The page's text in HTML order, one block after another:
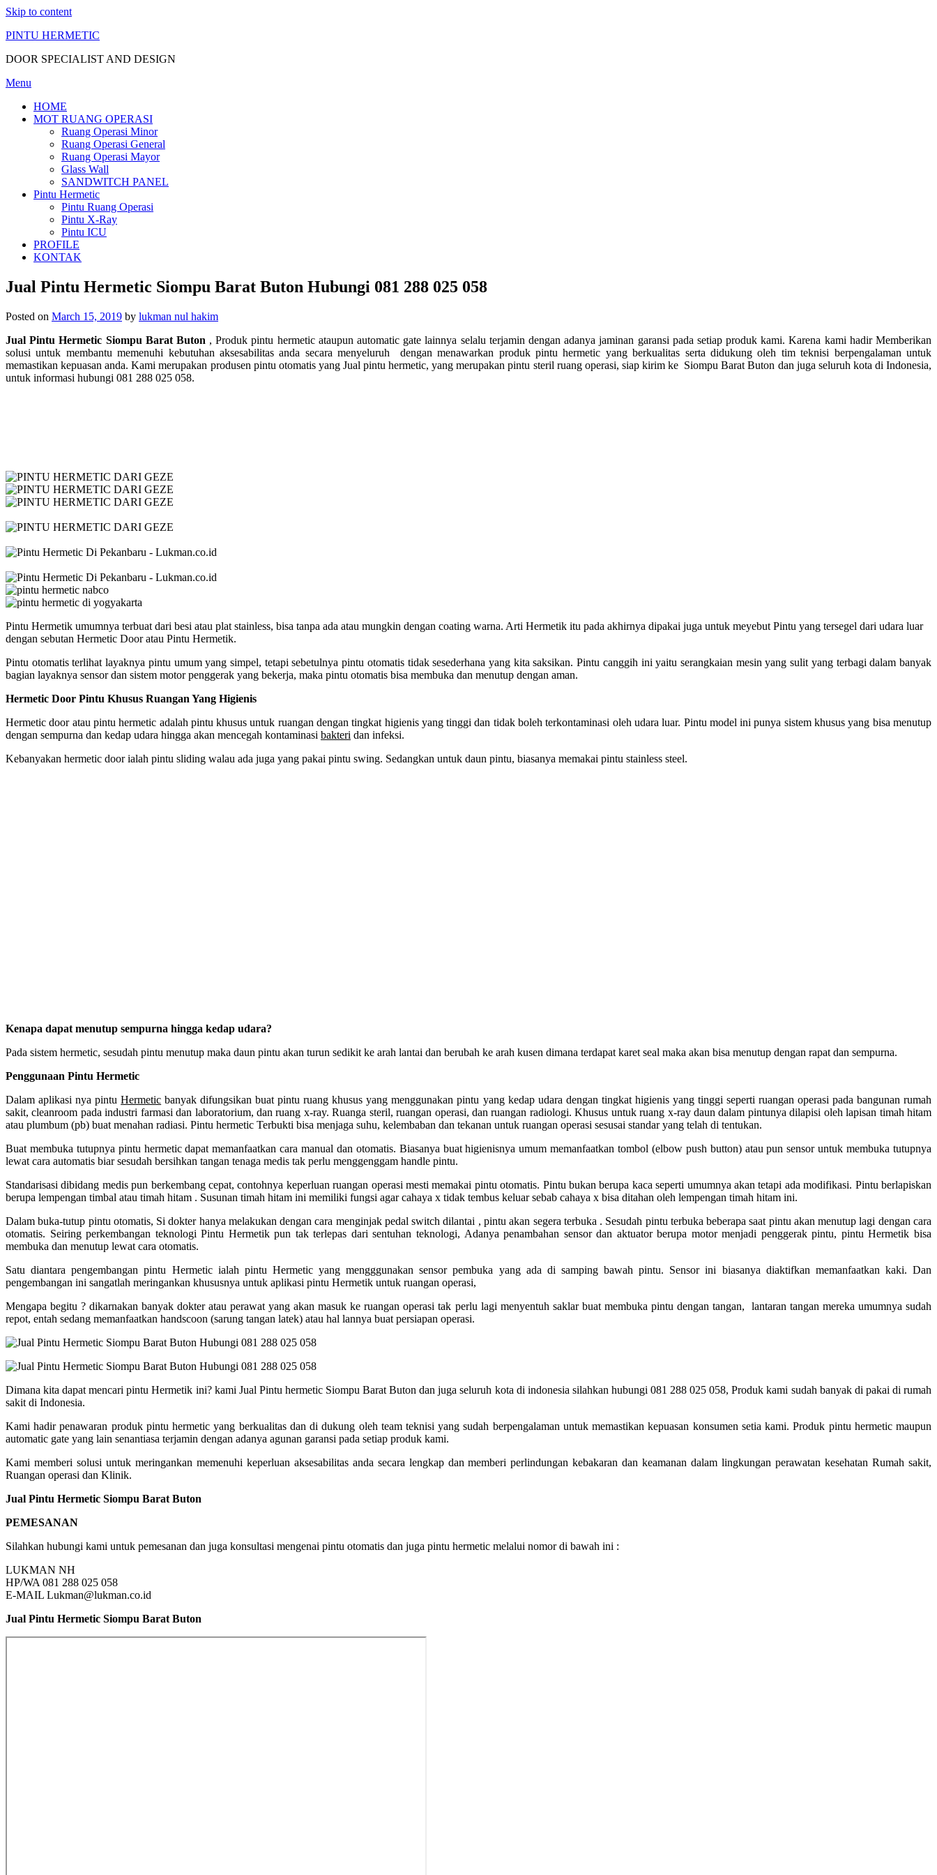
Skip to content
PINTU HERMETIC
DOOR SPECIALIST AND DESIGN
Menu
HOME
MOT RUANG OPERASI
Ruang Operasi Minor
Ruang Operasi General
Ruang Operasi Mayor
Glass Wall
SANDWITCH PANEL
Pintu Hermetic
Pintu Ruang Operasi
Pintu X-Ray
Pintu ICU
PROFILE
KONTAK
Jual Pintu Hermetic Siompu Barat Buton Hubungi 081 288 025 058
Posted on March 15, 2019 by lukman nul hakim
Jual Pintu Hermetic Siompu Barat Buton , Produk pintu hermetic ataupun automatic gate lainnya selalu terjamin dengan adanya jaminan garansi pada setiap produk kami. Karena kami hadir Memberikan
solusi untuk membantu memenuhi kebutuhan aksesabilitas anda secara menyeluruh dengan menawarkan produk pintu hermetic yang berkualitas serta didukung oleh tim teknisi berpengalaman untuk
memastikan kepuasan anda. Kami merupakan produsen pintu otomatis yang Jual pintu hermetic, yang merupakan pintu steril ruang operasi, siap kirim ke Siompu Barat Buton dan juga seluruh kota di Indonesia,
untuk informasi hubungi 081 288 025 058.
Pintu Hermetik umumnya terbuat dari besi atau plat stainless, bisa tanpa ada atau mungkin dengan coating warna. Arti Hermetik itu pada akhirnya dipakai juga untuk meyebut Pintu yang tersegel dari udara luar
dengan sebutan Hermetic Door atau Pintu Hermetik.
Pintu otomatis terlihat layaknya pintu umum yang simpel, tetapi sebetulnya pintu otomatis tidak sesederhana yang kita saksikan. Pintu canggih ini yaitu serangkaian mesin yang sulit yang terbagi dalam banyak
bagian layaknya sensor dan sistem motor penggerak yang bekerja, maka pintu otomatis bisa membuka dan menutup dengan aman.
Hermetic Door Pintu Khusus Ruangan Yang Higienis
Hermetic door atau pintu hermetic adalah pintu khusus untuk ruangan dengan tingkat higienis yang tinggi dan tidak boleh terkontaminasi oleh udara luar. Pintu model ini punya sistem khusus yang bisa menutup
dengan sempurna dan kedap udara hingga akan mencegah kontaminasi bakteri dan infeksi.
Kebanyakan hermetic door ialah pintu sliding walau ada juga yang pakai pintu swing. Sedangkan untuk daun pintu, biasanya memakai pintu stainless steel.
Kenapa dapat menutup sempurna hingga kedap udara?
Pada sistem hermetic, sesudah pintu menutup maka daun pintu akan turun sedikit ke arah lantai dan berubah ke arah kusen dimana terdapat karet seal maka akan bisa menutup dengan rapat dan sempurna.
Penggunaan Pintu Hermetic
Dalam aplikasi nya pintuHermetic banyak difungsikan buat pintu ruang khusus yang menggunakan pintu yang kedap udara dengan tingkat higienis yang tinggi seperti ruangan operasi pada bangunan rumah
sakit, cleanroom pada industri farmasi dan laboratorium, dan ruang x-ray. Ruanga steril, ruangan operasi, dan ruangan radiologi. Khusus untuk ruang x-ray daun dalam pintunya dilapisi oleh lapisan timah hitam
atau plumbum (pb) buat menahan radiasi. Pintu hermetic Terbukti bisa menjaga suhu, kelembaban dan tekanan untuk ruangan operasi sesusai standar yang telah di tentukan.
Buat membuka tutupnya pintu hermetic dapat memanfaatkan cara manual dan otomatis. Biasanya buat higienisnya umum memanfaatkan tombol (elbow push button) atau pun sensor untuk membuka tutupnya
lewat cara automatis biar sesudah bersihkan tangan tenaga medis tak perlu menggenggam handle pintu.
Standarisasi dibidang medis pun berkembang cepat, contohnya keperluan ruangan operasi mesti memakai pintu otomatis. Pintu bukan berupa kaca seperti umumnya akan tetapi ada modifikasi. Pintu berlapiskan
berupa lempengan timbal atau timah hitam . Susunan timah hitam ini memiliki fungsi agar cahaya x tidak tembus keluar sebab cahaya x bisa ditahan oleh lempengan timah hitam ini.
Dalam buka-tutup pintu otomatis, Si dokter hanya melakukan dengan cara menginjak pedal switch dilantai , pintu akan segera terbuka . Sesudah pintu terbuka beberapa saat pintu akan menutup lagi dengan cara
otomatis. Seiring perkembangan teknologi Pintu Hermetik pun tak terlepas dari sentuhan teknologi, Adanya penambahan sensor dan aktuator berupa motor menjadi penggerak pintu, pintu Hermetik bisa
membuka dan menutup lewat cara otomatis.
Satu diantara pengembangan pintu Hermetic ialah pintu Hermetic yang mengggunakan sensor pembuka yang ada di samping bawah pintu. Sensor ini biasanya diaktifkan memanfaatkan kaki. Dan
pengembangan ini sangatlah meringankan khususnya untuk aplikasi pintu Hermetik untuk ruangan operasi,
Mengapa begitu ? dikarnakan banyak dokter atau perawat yang akan masuk ke ruangan operasi tak perlu lagi menyentuh saklar buat membuka pintu dengan tangan, lantaran tangan mereka umumnya sudah
repot, entah sedang memanfaatkan handscoon (sarung tangan latek) atau hal lannya buat persiapan operasi.
Dimana kita dapat mencari pintu Hermetik ini? kami Jual Pintu hermetic Siompu Barat Buton dan juga seluruh kota di indonesia silahkan hubungi 081 288 025 058, Produk kami sudah banyak di pakai di rumah
sakit di Indonesia.
Kami hadir penawaran produk pintu hermetic yang berkualitas dan di dukung oleh team teknisi yang sudah berpengalaman untuk memastikan kepuasan konsumen setia kami. Produk pintu hermetic maupun
automatic gate yang lain senantiasa terjamin dengan adanya agunan garansi pada setiap produk kami.
Kami memberi solusi untuk meringankan memenuhi keperluan aksesabilitas anda secara lengkap dan memberi perlindungan kebakaran dan keamanan dalam lingkungan perawatan kesehatan Rumah sakit,
Ruangan operasi dan Klinik.
Jual Pintu Hermetic Siompu Barat Buton
PEMESANAN
Silahkan hubungi kami untuk pemesanan dan juga konsultasi mengenai pintu otomatis dan juga pintu hermetic melalui nomor di bawah ini :
LUKMAN NH
HP/WA 081 288 025 058
E-MAIL Lukman@lukman.co.id
Jual Pintu Hermetic Siompu Barat Buton